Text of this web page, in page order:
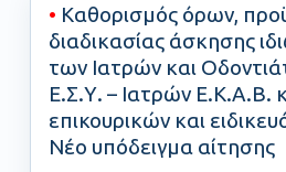
• Καθορισμός όρων,
διαδικασίας άσκησης
των Ιατρών και
Ε.Σ.Υ. – Ιατρών Ε.Κ.Α.Β.
επικουρικών και
Νέο υπόδειγμα αίτησης